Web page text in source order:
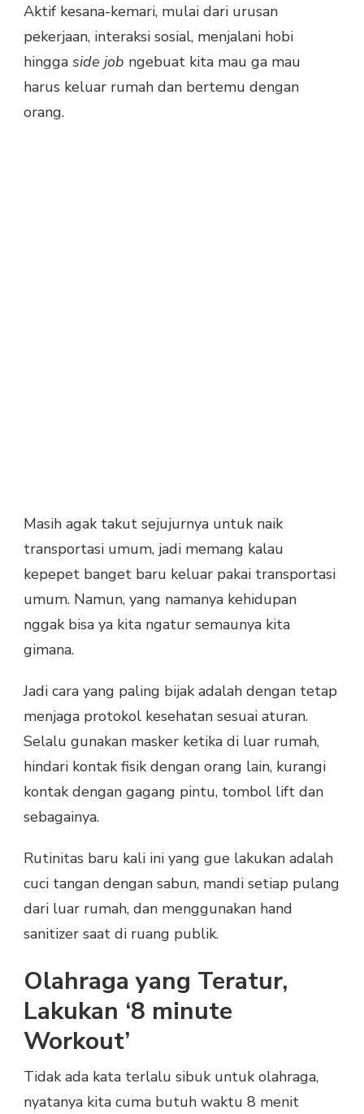
Aktif kesana-kemari, mulai dari urusan
pekerjaan, interaksi sosial, menjalani hobi
hingga side job ngebuat kita mau ga mau
harus keluar rumah dan bertemu dengan
orang.
Masih agak takut sejujurnya untuk naik
transportasi umum, jadi memang kalau
kepepet banget baru keluar pakai transportasi
umum. Namun, yang namanya kehidupan
nggak bisa ya kita ngatur semaunya kita
gimana.
Jadi cara yang paling bijak adalah dengan tetap
menjaga protokol kesehatan sesuai aturan.
Selalu gunakan masker ketika di luar rumah,
hindari kontak fisik dengan orang lain, kurangi
kontak dengan gagang pintu, tombol lift dan
sebagainya.
Rutinitas baru kali ini yang gue lakukan adalah
cuci tangan dengan sabun, mandi setiap pulang
dari luar rumah, dan menggunakan hand
sanitizer saat di ruang publik.
Olahraga yang Teratur,
Lakukan ‘8 minute
Workout’
Tidak ada kata terlalu sibuk untuk olahraga,
nyatanya kita cuma butuh waktu 8 menit